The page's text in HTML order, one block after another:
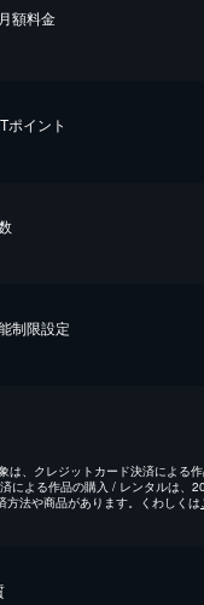
額料金
ポイント
制限設定
は、クレジットカード決済による作
による作品の購入 / レンタルは、
方法や商品があります。くわしくは